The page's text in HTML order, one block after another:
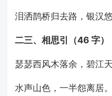
泪洒鹊桥归去路，银汉悠
二三、相思引（46 字）
瑟瑟西风木落余，碧江
水声山色，一半怨离居。